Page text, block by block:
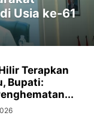
Usia ke-61
Terapkan
Bupati: